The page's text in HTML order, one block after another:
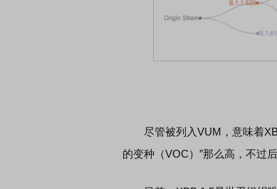
尽管被列入VUM，意味着
的变种（VOC）”那么高，不过